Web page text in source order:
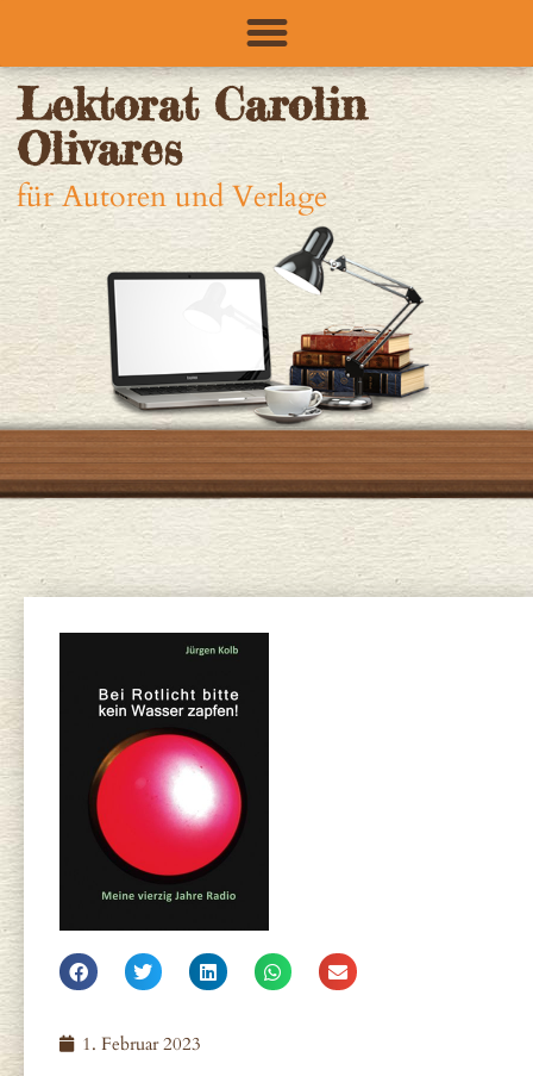
Lektorat Carolin
Olivares
für Autoren und Verlage
1. Februar 2023